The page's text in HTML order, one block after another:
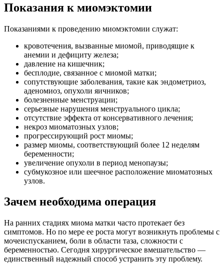
Показания к миомэктомии
Показаниями к проведению миомэктомии служат:
кровотечения, вызванные миомой, приводящие к
анемии и дефициту железа;
давление на кишечник;
бесплодие, связанное с миомой матки;
сопутствующие заболевания, такие как эндометриоз,
аденомиоз, опухоли яичников;
болезненные менструации;
серьезные нарушения менструального цикла;
отсутствие эффекта от консервативного лечения;
некроз миоматозных узлов;
прогрессирующий рост миомы;
размер миомы, соответствующий более 12 неделям
беременности;
увеличение опухоли в период менопаузы;
субмукозное или шеечное расположение миоматозных
узлов.
Зачем необходима операция
На ранних стадиях миома матки часто протекает без
симптомов. Но по мере ее роста могут возникнуть проблемы с
мочеиспусканием, боли в области таза, сложности с
беременностью. Сегодня хирургическое вмешательство —
единственный надежный способ устранить эту проблему.